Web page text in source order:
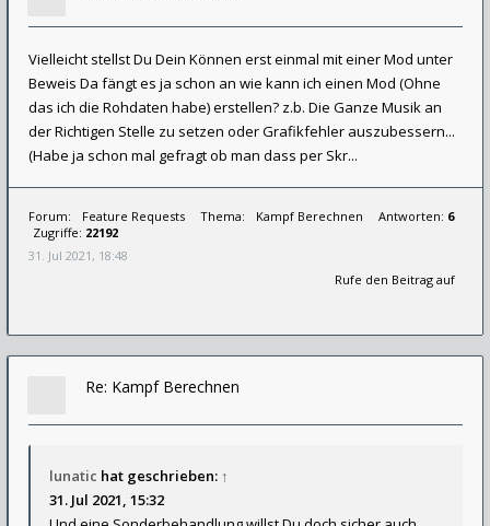
Vielleicht stellst Du Dein Können erst einmal mit einer Mod unter
Beweis Da fängt es ja schon an wie kann ich einen Mod (Ohne
das ich die Rohdaten habe) erstellen? z.b. Die Ganze Musik an
der Richtigen Stelle zu setzen oder Grafikfehler auszubessern...
(Habe ja schon mal gefragt ob man dass per Skr...
Forum: Feature Requests Thema: Kampf Berechnen Antworten: 6
Zugriffe: 22192
31. Jul 2021, 18:48
Rufe den Beitrag auf
Re: Kampf Berechnen
lunatic hat geschrieben: ↑
31. Jul 2021, 15:32